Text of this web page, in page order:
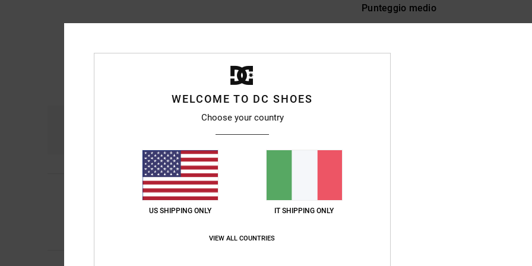
Punteggio medio
4.8
Rapporto qualità-prezzo
Encarnacion
Una scarpa bella e comoda
Mostra originale - Français
Consiglio questo prodotto
WELCOME TO DC SHOES
Choose your country
US SHIPPING ONLY IT SHIPPING ONLY
VIEW ALL COUNTRIES